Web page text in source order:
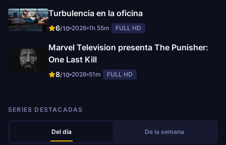
Turbulencia en la oficina
6/10 2026 1h 55m FULL HD
Marvel Television presenta The Punisher:
One Last Kill
8/10 2026 51m FULL HD
SERIES DESTACADAS
Del día De la semana